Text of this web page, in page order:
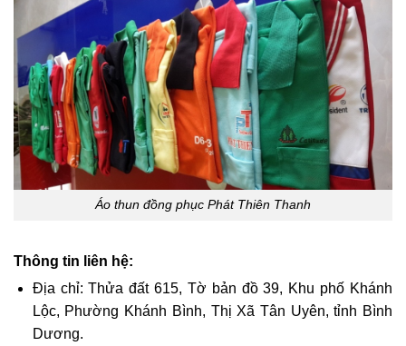
Áo thun đồng phục Phát Thiên Thanh
Thông tin liên hệ:
Địa chỉ: Thửa đất 615, Tờ bản đồ 39, Khu phố Khánh
Lộc, Phường Khánh Bình, Thị Xã Tân Uyên, tỉnh Bình
Dương.